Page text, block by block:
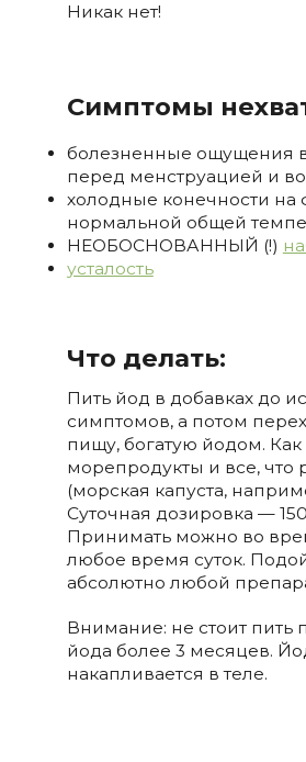
Никак нет!
Симптомы
болезненные ощущения
перед менструацией и
холодные конечности на
нормальной общей
НЕОБОСНОВАННЫЙ (!)
усталость
Что делать:
Пить йод в добавках до
симптомов, а потом
пищу, богатую йодом. Как
морепродукты и все, что
(морская капуста,
Суточная дозировка —
Принимать можно во
любое время суток.
абсолютно любой
Внимание: не стоит пить
йода более 3 месяцев.
накапливается в теле.